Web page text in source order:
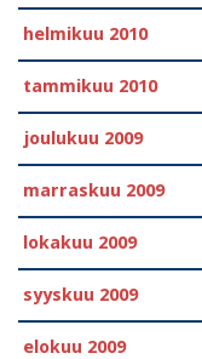
helmikuu 2010
tammikuu 2010
joulukuu 2009
marraskuu 2009
lokakuu 2009
syyskuu 2009
elokuu 2009